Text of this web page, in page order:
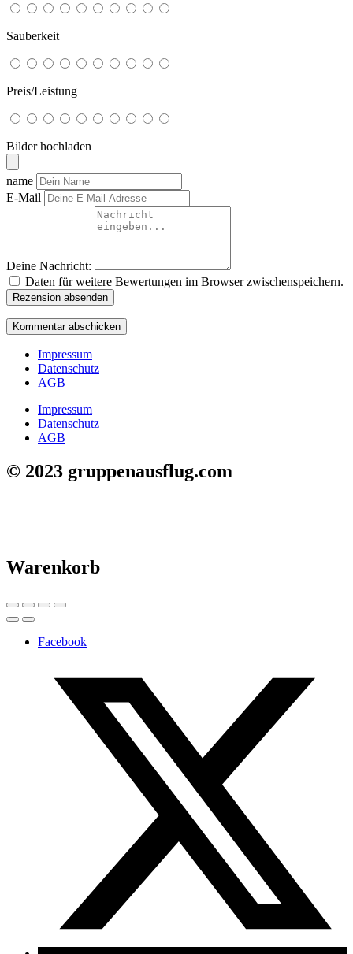
Sauberkeit
Preis/Leistung
Bilder hochladen
name
E-Mail
Deine Nachricht:
Daten für weitere Bewertungen im Browser zwischenspeichern.
Rezension absenden
Impressum
Datenschutz
AGB
Impressum
Datenschutz
AGB
© 2023 gruppenausflug.com
Warenkorb
Facebook